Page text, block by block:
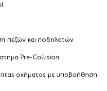
πεζών και ποδηλατών
Pre-Collision
οχήματος με υποβοήθηση